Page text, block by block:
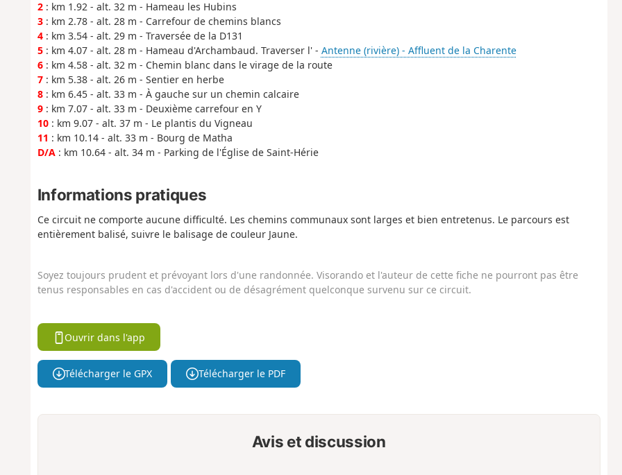
2: km 1.92 - alt. 32 m - Hameau les Hubins
3: km 2.78 - alt. 28 m - Carrefour de chemins blancs
4: km 3.54 - alt. 29 m - Traversée de la D131
5: km 4.07 - alt. 28 m - Hameau d'Archambaud. Traverser l' - Antenne (rivière) - Affluent de la Charente
6: km 4.58 - alt. 32 m - Chemin blanc dans le virage de la route
7: km 5.38 - alt. 26 m - Sentier en herbe
8: km 6.45 - alt. 33 m - À gauche sur un chemin calcaire
9: km 7.07 - alt. 33 m - Deuxième carrefour en Y
10: km 9.07 - alt. 37 m - Le plantis du Vigneau
11 : km 10.14 - alt. 33 m - Bourg de Matha
D/A: km 10.64 - alt. 34 m - Parking de l'Église de Saint-Hérie
Informations pratiques
Ce circuit ne comporte aucune difficulté. Les chemins communaux sont larges et bien entretenus. Le parcours est
entièrement balisé, suivre le balisage de couleur Jaune.
Soyez toujours prudent et prévoyant lors d'une randonnée. Visorando et l'auteur de cette fiche ne pourront pas être
tenus responsables en cas d'accident ou de désagrément quelconque survenu sur ce circuit.
Ouvrir dans l'app
Télécharger le GPX Télécharger le PDF
Avis et discussion